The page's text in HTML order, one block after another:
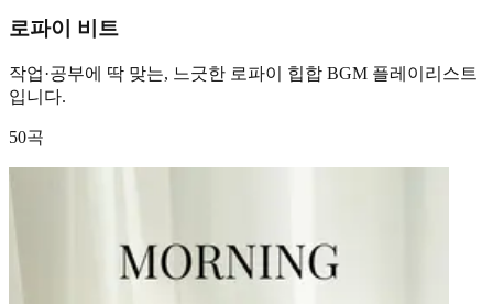
로파이 비트
작업·공부에 딱 맞는, 느긋한 로파이 힙합 BGM 플레이리스트
입니다.
50곡